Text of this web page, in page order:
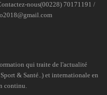
nous(00228) 70171191 /
qui traite de l'actualité
& Santé..) et internationale en
continu.